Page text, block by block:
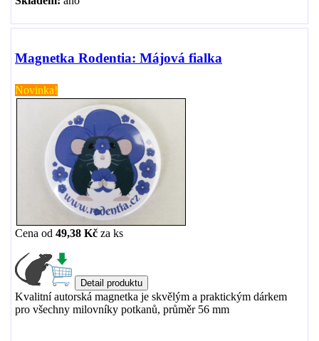
Magnetka Rodentia: Májová fialka
Novinka!
Cena od 49,38 Kč za ks
Kvalitní autorská magnetka je skvělým a praktickým dárkem
pro všechny milovníky potkanů, průměr 56 mm